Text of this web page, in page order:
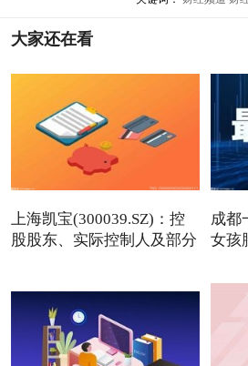
大家还在看
上海凯宝(300039.SZ)：控
股股东、实际控制人及部分
成都
女孩